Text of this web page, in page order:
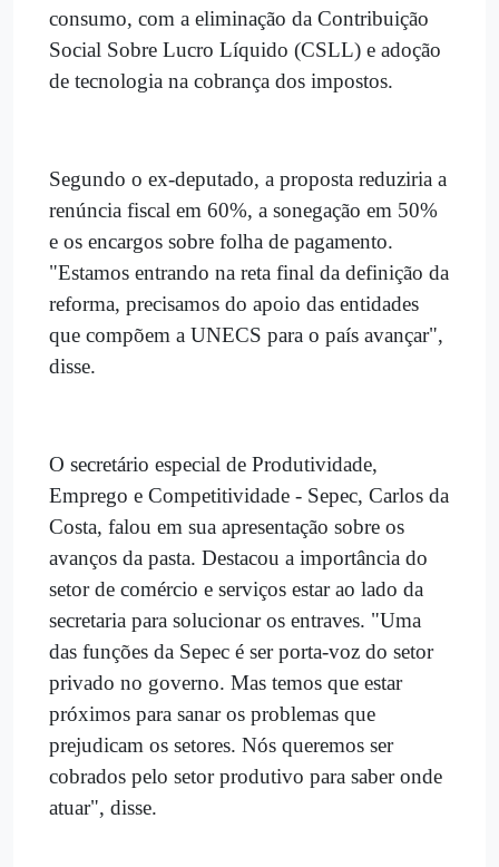
consumo, com a eliminação da Contribuição
Social Sobre Lucro Líquido (CSLL) e adoção
de tecnologia na cobrança dos impostos.
Segundo o ex-deputado, a proposta reduziria a
renúncia fiscal em 60%, a sonegação em 50%
e os encargos sobre folha de pagamento.
"Estamos entrando na reta final da definição da
reforma, precisamos do apoio das entidades
que compõem a UNECS para o país avançar",
disse.
O secretário especial de Produtividade,
Emprego e Competitividade - Sepec, Carlos da
Costa, falou em sua apresentação sobre os
avanços da pasta. Destacou a importância do
setor de comércio e serviços estar ao lado da
secretaria para solucionar os entraves. "Uma
das funções da Sepec é ser porta-voz do setor
privado no governo. Mas temos que estar
próximos para sanar os problemas que
prejudicam os setores. Nós queremos ser
cobrados pelo setor produtivo para saber onde
atuar", disse.